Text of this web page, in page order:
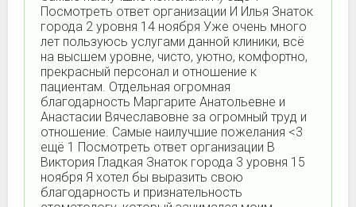
Посмотреть ответ организации И Илья Знаток
города 2 уровня 14 ноября Уже очень много
лет пользуюсь услугами данной клиники, всё
на высшем уровне, чисто, уютно, комфортно,
прекрасный персонал и отношение к
пациентам. Отдельная огромная
благодарность Маргарите Анатольевне и
Анастасии Вячеславовне за огромный труд и
отношение. Самые наилучшие пожелания <3
ещё 1 Посмотреть ответ организации В
Виктория Гладкая Знаток города 3 уровня 15
ноября Я хотел бы выразить свою
благодарность и признательность